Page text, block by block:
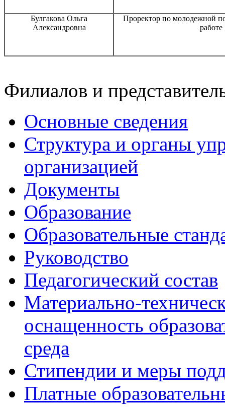
Булгакова Ольга
Александровна
Проректор по молодежной
работе
Филиалов и
Основные сведения
Структура и органы
организацией
Документы
Образование
Образовательные
Руководство
Педагогический состав
Материально-
оснащенность
среда
Стипендии и меры
Платные